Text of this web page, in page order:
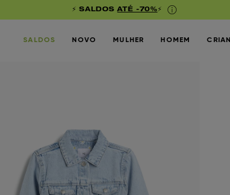
⚡ SALDOSATÉ -70%⚡
SALDOS NOVO MULHER HOMEM